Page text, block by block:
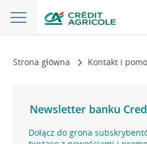
Strona główna Kontakt i
Newsletter banku
Dołącz do grona